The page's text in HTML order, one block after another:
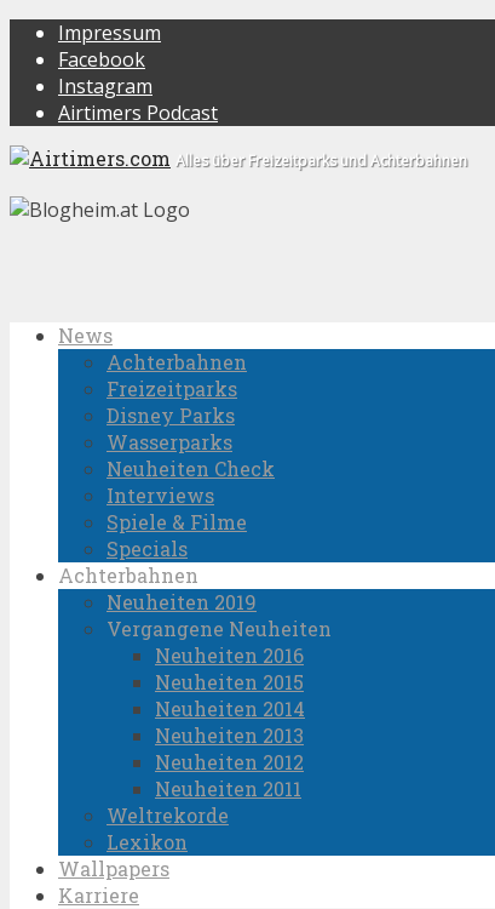
Impressum
Facebook
Instagram
Airtimers Podcast
Alles über Freizeitparks und Achterbahnen
News
Achterbahnen
Freizeitparks
Disney Parks
Wasserparks
Neuheiten Check
Interviews
Spiele & Filme
Specials
Achterbahnen
Neuheiten 2019
Vergangene Neuheiten
Neuheiten 2016
Neuheiten 2015
Neuheiten 2014
Neuheiten 2013
Neuheiten 2012
Neuheiten 2011
Weltrekorde
Lexikon
Wallpapers
Karriere